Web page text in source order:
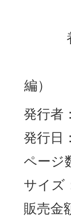
発行者
発行日
ページ
サイズ
販売